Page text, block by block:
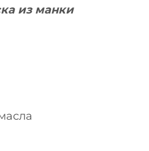
из манки